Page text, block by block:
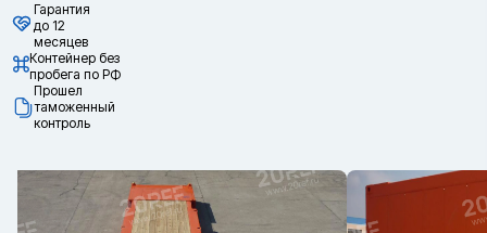
Гарантия
до 12
месяцев
Контейнер без
пробега по РФ
Прошел
таможенный
контроль